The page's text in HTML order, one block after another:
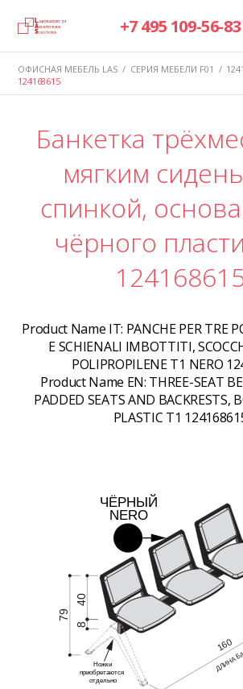
+7 495 109-56-83
ОФИСНАЯ МЕБЕЛЬ LAS / СЕРИЯ МЕБЕЛИ F01 /
124168615
Банкетка
мягким
спинкой,
чёрного
Product Name IT: PANCHE PER TRE
E SCHIENALI IMBOTTITI,
POLIPROPILENE T1 NERO
Product Name EN: THREE-SEAT
PADDED SEATS AND BACKRESTS,
PLASTIC T1